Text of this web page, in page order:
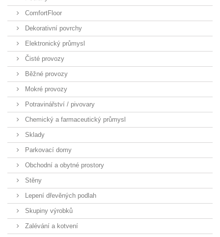
ComfortFloor
Dekorativní povrchy
Elektronický průmysl
Čisté provozy
Běžné provozy
Mokré provozy
Potravinářství / pivovary
Chemický a farmaceutický průmysl
Sklady
Parkovací domy
Obchodní a obytné prostory
Stěny
Lepení dřevěných podlah
Skupiny výrobků
Zalévání a kotvení